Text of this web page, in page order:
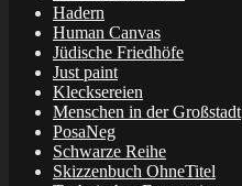
Hadern
Human Canvas
Jüdische Friedhöfe
Just paint
Klecksereien
Menschen in der Großstadt
PosaNeg
Schwarze Reihe
Skizzenbuch OhneTitel